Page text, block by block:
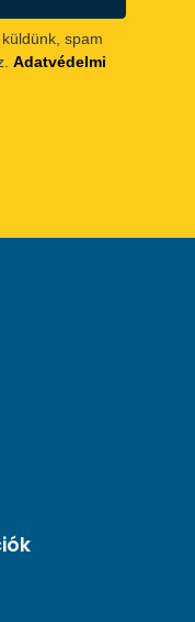
spam
Adatvédelmi